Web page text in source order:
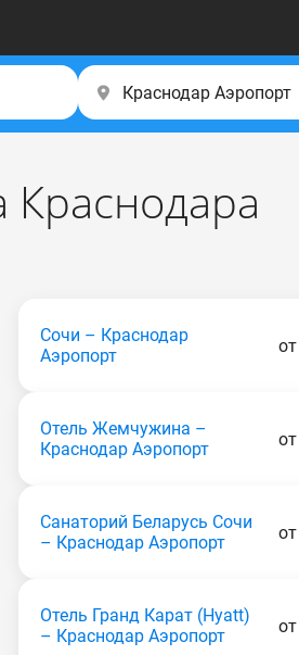
Краснодара
Сочи – Краснодар
Аэропорт
Отель Жемчужина –
Краснодар Аэропорт
Санаторий Беларусь Coчи
– Краснодар Аэропорт
Отель Гранд Карат (Hyatt)
– Краснодар Аэропорт